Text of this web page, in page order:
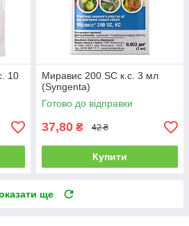
10
Миравис 200 SC к.с. 3 мл
(Syngenta)
Готово до відправки
37,80 ₴ 42 ₴
Купити
ще